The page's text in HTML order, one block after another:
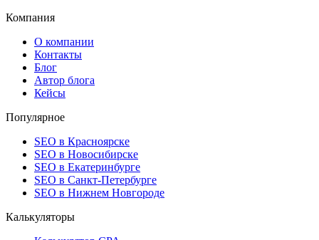
Компания
О компании
Контакты
Блог
Автор блога
Кейсы
Популярное
SEO в Красноярске
SEO в Новосибирске
SEO в Екатеринбурге
SEO в Санкт-Петербурге
SEO в Нижнем Новгороде
Калькуляторы